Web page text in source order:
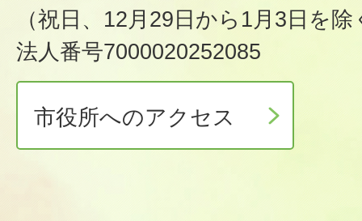
（祝日、12月29日から1月3日を除
法人番号7000020252085
市役所へのアクセス